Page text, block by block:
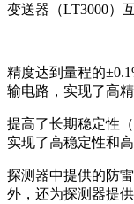
变送器（LT3000）
精度达到量程的
输电路，实现了高
提高了长期稳定性
实现了高稳定性和高
探测器中提供的防
外，还为探测器提